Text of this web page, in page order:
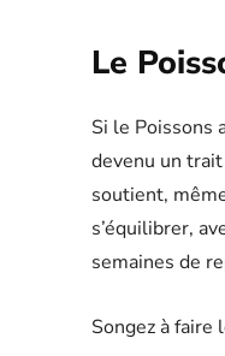
Le
Si le Poissons
devenu un
soutient,
s’équilibrer,
semaines de
Songez à faire